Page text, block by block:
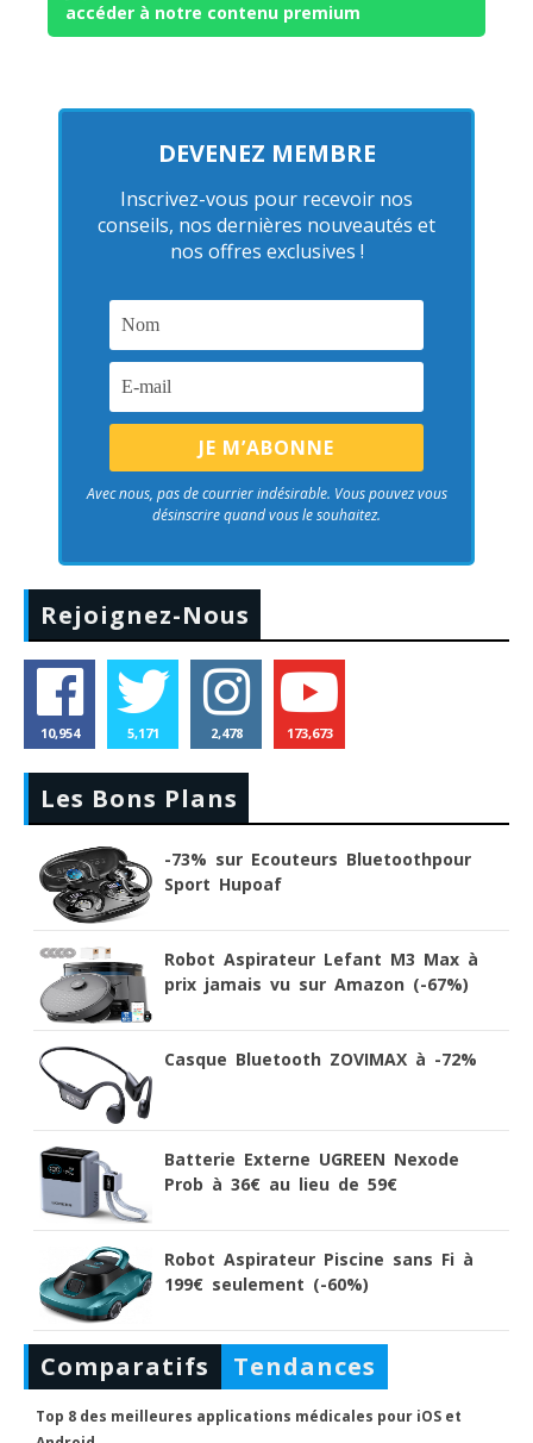
accéder à notre contenu premium
DEVENEZ MEMBRE
Inscrivez-vous pour recevoir nos
conseils, nos dernières nouveautés et
nos offres exclusives !
Avec nous, pas de courrier indésirable. Vous pouvez vous
désinscrire quand vous le souhaitez.
Rejoignez-Nous
10,954 5,171 2,478 173,673
Les Bons Plans
-73% sur Ecouteurs Bluetoothpour
Sport Hupoaf
Robot Aspirateur Lefant M3 Max à
prix jamais vu sur Amazon (-67%)
Casque Bluetooth ZOVIMAX à -72%
Batterie Externe UGREEN Nexode
Prob à 36€ au lieu de 59€
Robot Aspirateur Piscine sans Fi à
199€ seulement (-60%)
Comparatifs Tendances
Top 8 des meilleures applications médicales pour iOS et